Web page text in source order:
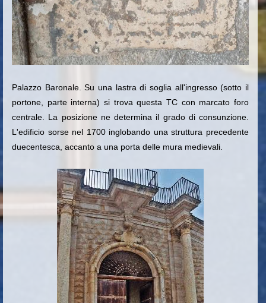
Palazzo Baronale. Su una lastra di soglia all'ingresso (sotto il
portone, parte interna) si trova questa TC con marcato foro
centrale. La posizione ne determina il grado di consunzione.
L'edificio sorse nel 1700 inglobando una struttura precedente
duecentesca, accanto a una porta delle mura medievali.